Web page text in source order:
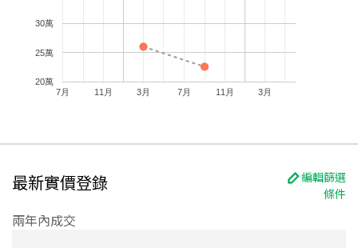
7月 11月 3月 7月 11月 3月
20萬
25萬
30萬
最新實價登錄
編輯篩選
條件
兩年內成交